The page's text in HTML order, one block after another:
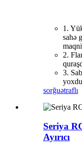
1.
sahə
2.
3.
sorğuətraflı
Seriya
Ayırıcı